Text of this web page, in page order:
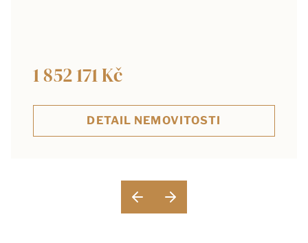
1 852 171 Kč
DETAIL NEMOVITOSTI